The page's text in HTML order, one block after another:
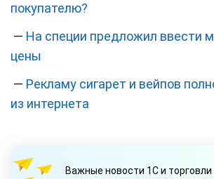
покупателю?
— На специи предложил ввести
цены
— Рекламу сигарет и вейпов
из интернета
Важные новости 1С и торговли